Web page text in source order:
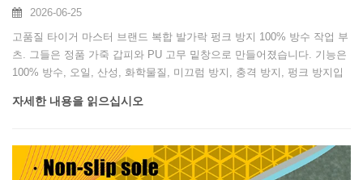
2026-06-25
고품질 타이거 마스터 브랜드 복합 발가락 펑크 방지 100% 방수 작업 부
츠. 그들은 정품 가죽 갑피와 PU 고무 밑창으로 만들어졌습니다. 기능은
100% 방수, 오일, 산성, 화학물질, 미끄럼 방지, 충격 방지, 펑크 방지입
자세한 내용을 읽으십시오